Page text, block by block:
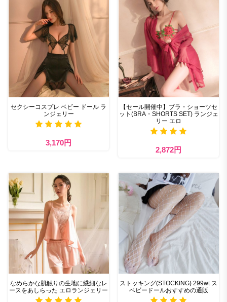
セクシーコスプレ ベビー ドール ラ
ンジェリー
3,170円
【セール開催中】ブラ・ショーツセ
ット(BRA・SHORTS SET) ランジェ
リー エロ
2,872円
なめらかな肌触りの生地に繊細なレ
ースをあしらった エロランジェリー
ストッキング(STOCKING) 299wt ス
ベビードールおすすめの通販